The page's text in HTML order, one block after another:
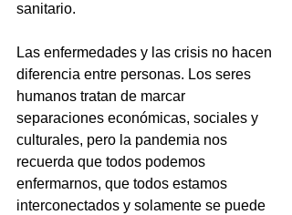
sanitario.
Las enfermedades y las crisis no hacen
diferencia entre personas. Los seres
humanos tratan de marcar
separaciones económicas, sociales y
culturales, pero la pandemia nos
recuerda que todos podemos
enfermarnos, que todos estamos
interconectados y solamente se puede